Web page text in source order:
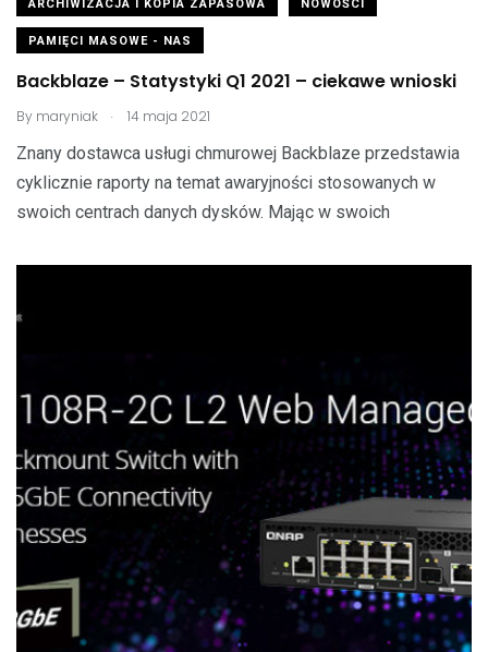
ARCHIWIZACJA I KOPIA ZAPASOWA NOWOŚCI
PAMIĘCI MASOWE - NAS
Backblaze – Statystyki Q1 2021 – ciekawe wnioski
By maryniak . 14 maja 2021
Znany dostawca usługi chmurowej Backblaze przedstawia
cyklicznie raporty na temat awaryjności stosowanych w
swoich centrach danych dysków. Mając w swoich